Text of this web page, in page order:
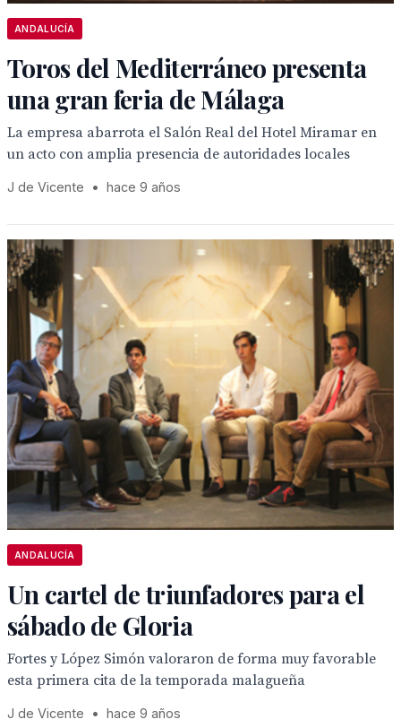
ANDALUCÍA
Toros del Mediterráneo presenta
una gran feria de Málaga
La empresa abarrota el Salón Real del Hotel Miramar en
un acto con amplia presencia de autoridades locales
J de Vicente • hace 9 años
ANDALUCÍA
Un cartel de triunfadores para el
sábado de Gloria
Fortes y López Simón valoraron de forma muy favorable
esta primera cita de la temporada malagueña
J de Vicente • hace 9 años